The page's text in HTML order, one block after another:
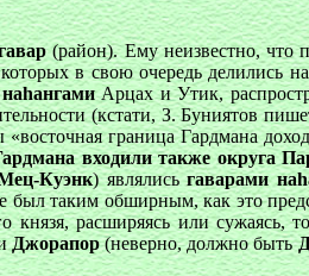
(район). Ему неизвестно,
в свою очередь делились
наhангамиАрцах и Утик,
(кстати, З. Буниятов
граница Гардмана
входили также округа
Куэнк) являлисьгаварами
был таким обширным, как это
князя, расширяясь или сужаясь,
Джорапор(неверно, должно быть